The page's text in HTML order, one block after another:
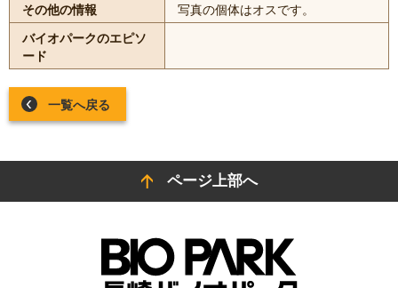
その他の情報
写真の個体はオスです。
バイオパークのエピソ
ード
一覧へ戻る
ページ上部へ